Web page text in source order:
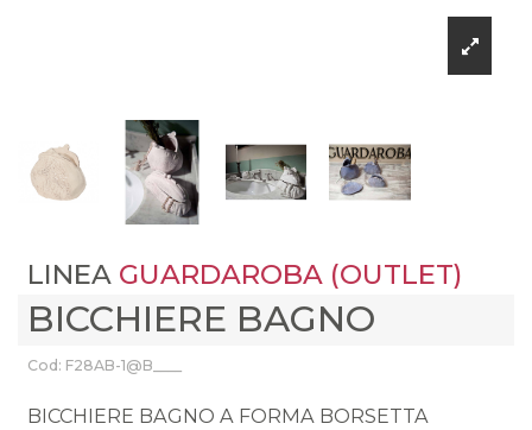
LINEA GUARDAROBA (OUTLET)
BICCHIERE BAGNO
Cod: F28AB-1@B____
BICCHIERE BAGNO A FORMA BORSETTA